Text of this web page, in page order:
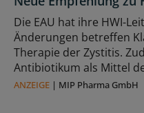
Die EAU hat ihre HWI-
Änderungen betreffen
Therapie der Zystitis.
Antibiotikum als Mittel
ANZEIGE | MIP Pharma GmbH